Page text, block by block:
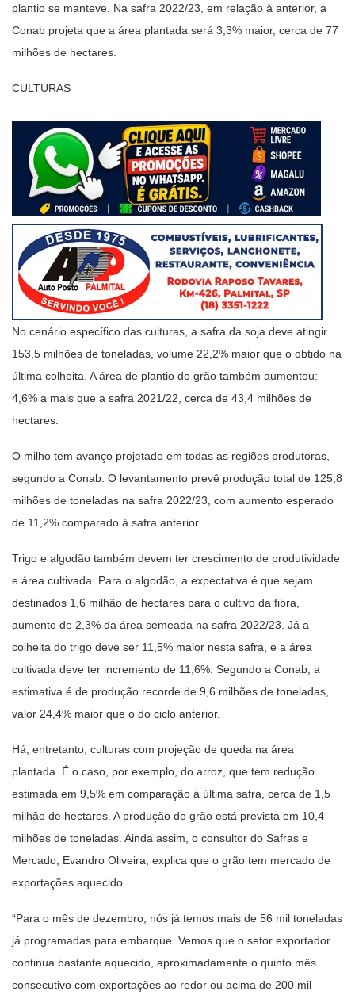
plantio se manteve. Na safra 2022/23, em relação à anterior, a
Conab projeta que a área plantada será 3,3% maior, cerca de 77
milhões de hectares.
CULTURAS
No cenário específico das culturas, a safra da soja deve atingir
153,5 milhões de toneladas, volume 22,2% maior que o obtido na
última colheita. A área de plantio do grão também aumentou:
4,6% a mais que a safra 2021/22, cerca de 43,4 milhões de
hectares.
O milho tem avanço projetado em todas as regiões produtoras,
segundo a Conab. O levantamento prevê produção total de 125,8
milhões de toneladas na safra 2022/23, com aumento esperado
de 11,2% comparado à safra anterior.
Trigo e algodão também devem ter crescimento de produtividade
e área cultivada. Para o algodão, a expectativa é que sejam
destinados 1,6 milhão de hectares para o cultivo da fibra,
aumento de 2,3% da área semeada na safra 2022/23. Já a
colheita do trigo deve ser 11,5% maior nesta safra, e a área
cultivada deve ter incremento de 11,6%. Segundo a Conab, a
estimativa é de produção recorde de 9,6 milhões de toneladas,
valor 24,4% maior que o do ciclo anterior.
Há, entretanto, culturas com projeção de queda na área
plantada. É o caso, por exemplo, do arroz, que tem redução
estimada em 9,5% em comparação à última safra, cerca de 1,5
milhão de hectares. A produção do grão está prevista em 10,4
milhões de toneladas. Ainda assim, o consultor do Safras e
Mercado, Evandro Oliveira, explica que o grão tem mercado de
exportações aquecido.
“Para o mês de dezembro, nós já temos mais de 56 mil toneladas
já programadas para embarque. Vemos que o setor exportador
continua bastante aquecido, aproximadamente o quinto mês
consecutivo com exportações ao redor ou acima de 200 mil